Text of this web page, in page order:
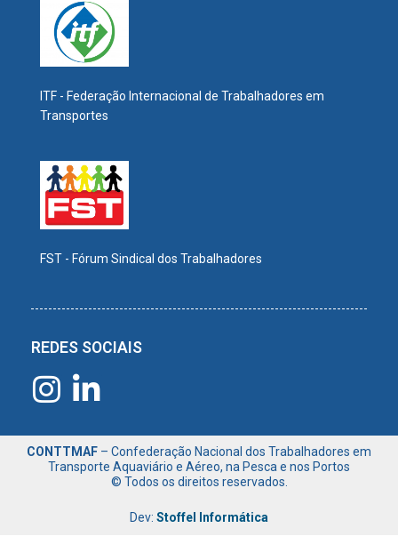
ITF - Federação Internacional de Trabalhadores em
Transportes
FST - Fórum Sindical dos Trabalhadores
REDES SOCIAIS
CONTTMAF – Confederação Nacional dos Trabalhadores em
Transporte Aquaviário e Aéreo, na Pesca e nos Portos
© Todos os direitos reservados.
Dev: Stoffel Informática